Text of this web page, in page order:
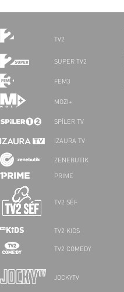
TV2
SUPER TV2
FEM3
MOZI+
SPÍLER TV
IZAURA TV
ZENEBUTIK
PRIME
TV2 SÉF
TV2 KIDS
TV2 COMEDY
JOCKYTV